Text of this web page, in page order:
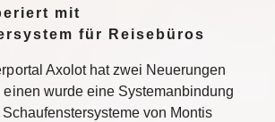
mit
für Reisebüros
Axolot hat zwei Neuerungen
einen wurde eine Systemanbindung
von Montis